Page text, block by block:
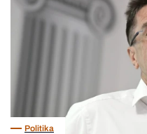
Vagy
Politika